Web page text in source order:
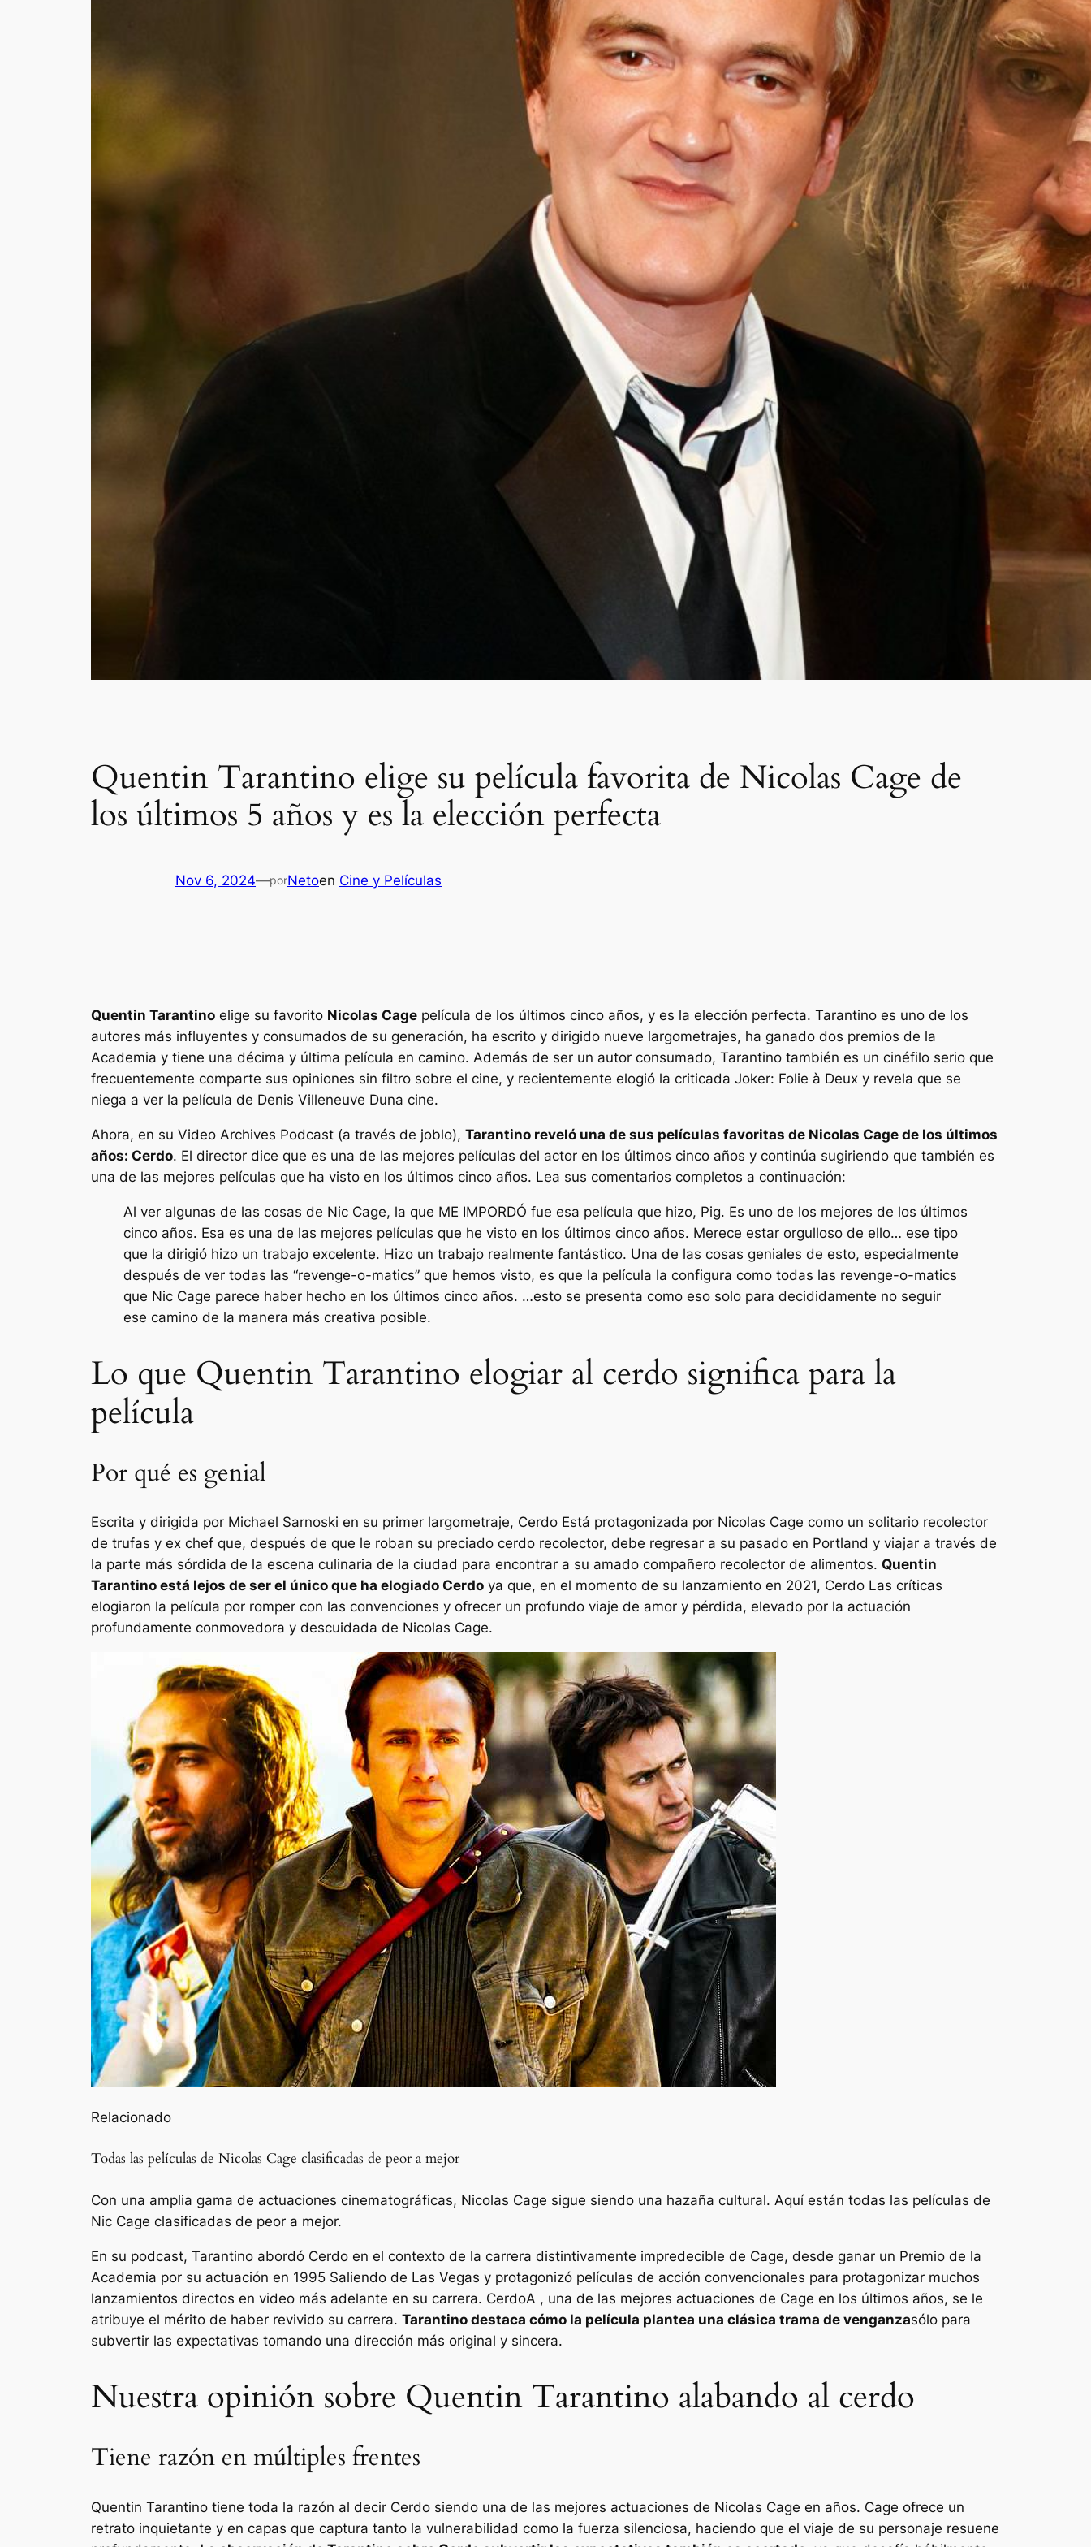
Quentin Tarantino elige su película favorita de Nicolas Cage de
los últimos 5 años y es la elección perfecta
Nov 6, 2024—porNetoen Cine y Películas
Quentin Tarantino elige su favorito Nicolas Cage película de los últimos cinco años, y es la elección perfecta. Tarantino es uno de los
autores más influyentes y consumados de su generación, ha escrito y dirigido nueve largometrajes, ha ganado dos premios de la
Academia y tiene una décima y última película en camino. Además de ser un autor consumado, Tarantino también es un cinéfilo serio que
frecuentemente comparte sus opiniones sin filtro sobre el cine, y recientemente elogió la criticada Joker: Folie à Deux y revela que se
niega a ver la película de Denis Villeneuve Duna cine.
Ahora, en su Video Archives Podcast (a través de joblo), Tarantino reveló una de sus películas favoritas de Nicolas Cage de los últimos
años: Cerdo. El director dice que es una de las mejores películas del actor en los últimos cinco años y continúa sugiriendo que también es
una de las mejores películas que ha visto en los últimos cinco años. Lea sus comentarios completos a continuación:
Al ver algunas de las cosas de Nic Cage, la que ME IMPORDÓ fue esa película que hizo, Pig. Es uno de los mejores de los últimos
cinco años. Esa es una de las mejores películas que he visto en los últimos cinco años. Merece estar orgulloso de ello… ese tipo
que la dirigió hizo un trabajo excelente. Hizo un trabajo realmente fantástico. Una de las cosas geniales de esto, especialmente
después de ver todas las “revenge-o-matics” que hemos visto, es que la película la configura como todas las revenge-o-matics
que Nic Cage parece haber hecho en los últimos cinco años. …esto se presenta como eso solo para decididamente no seguir
ese camino de la manera más creativa posible.
Lo que Quentin Tarantino elogiar al cerdo significa para la
película
Por qué es genial
Escrita y dirigida por Michael Sarnoski en su primer largometraje, Cerdo Está protagonizada por Nicolas Cage como un solitario recolector
de trufas y ex chef que, después de que le roban su preciado cerdo recolector, debe regresar a su pasado en Portland y viajar a través de
la parte más sórdida de la escena culinaria de la ciudad para encontrar a su amado compañero recolector de alimentos. Quentin
Tarantino está lejos de ser el único que ha elogiado Cerdo ya que, en el momento de su lanzamiento en 2021, Cerdo Las críticas
elogiaron la película por romper con las convenciones y ofrecer un profundo viaje de amor y pérdida, elevado por la actuación
profundamente conmovedora y descuidada de Nicolas Cage.
Relacionado
Todas las películas de Nicolas Cage clasificadas de peor a mejor
Con una amplia gama de actuaciones cinematográficas, Nicolas Cage sigue siendo una hazaña cultural. Aquí están todas las películas de
Nic Cage clasificadas de peor a mejor.
En su podcast, Tarantino abordó Cerdo en el contexto de la carrera distintivamente impredecible de Cage, desde ganar un Premio de la
Academia por su actuación en 1995 Saliendo de Las Vegas y protagonizó películas de acción convencionales para protagonizar muchos
lanzamientos directos en video más adelante en su carrera. CerdoA , una de las mejores actuaciones de Cage en los últimos años, se le
atribuye el mérito de haber revivido su carrera. Tarantino destaca cómo la película plantea una clásica trama de venganzasólo para
subvertir las expectativas tomando una dirección más original y sincera.
Nuestra opinión sobre Quentin Tarantino alabando al cerdo
Tiene razón en múltiples frentes
Quentin Tarantino tiene toda la razón al decir Cerdo siendo una de las mejores actuaciones de Nicolas Cage en años. Cage ofrece un
retrato inquietante y en capas que captura tanto la vulnerabilidad como la fuerza silenciosa, haciendo que el viaje de su personaje resuene